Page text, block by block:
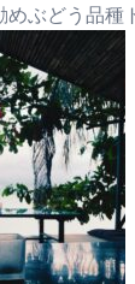
ぶどう品種